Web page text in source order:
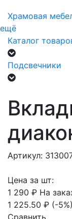
Храмовая
ещё
Каталог
Подсвечники
Артикул:
Цена за шт:
1 290 ₽ На
1 225.50 ₽ (-5%)
Сравнить